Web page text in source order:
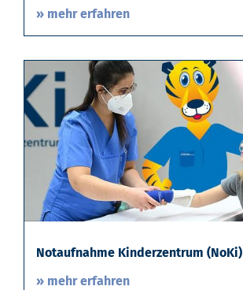
» mehr erfahren
Notaufnahme Kinderzentrum (NoKi)
» mehr erfahren